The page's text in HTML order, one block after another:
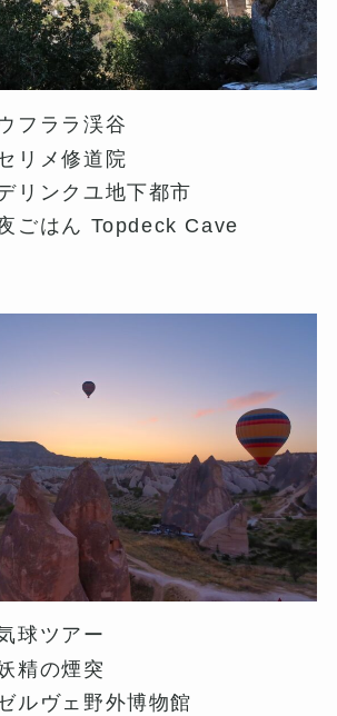
フララ渓谷
リメ修道院
ンクユ地下都市
ごはん Topdeck Cave
球ツアー
精の煙突
ヴェ野外博物館